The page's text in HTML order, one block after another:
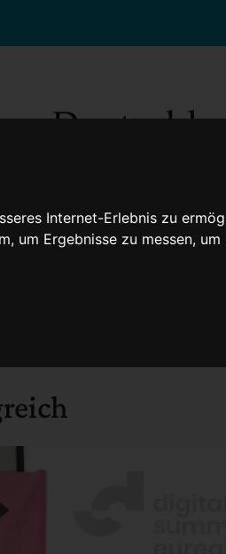
Internet-Erlebnis zu
um Ergebnisse zu messen,